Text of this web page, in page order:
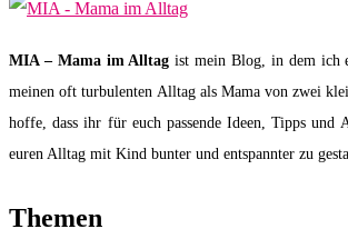
MIA – Mama im Alltag ist mein Blog, in dem ich
meinen oft turbulenten Alltag als Mama von zwei
hoffe, dass ihr für euch passende Ideen, Tipps und
euren Alltag mit Kind bunter und entspannter zu
Themen